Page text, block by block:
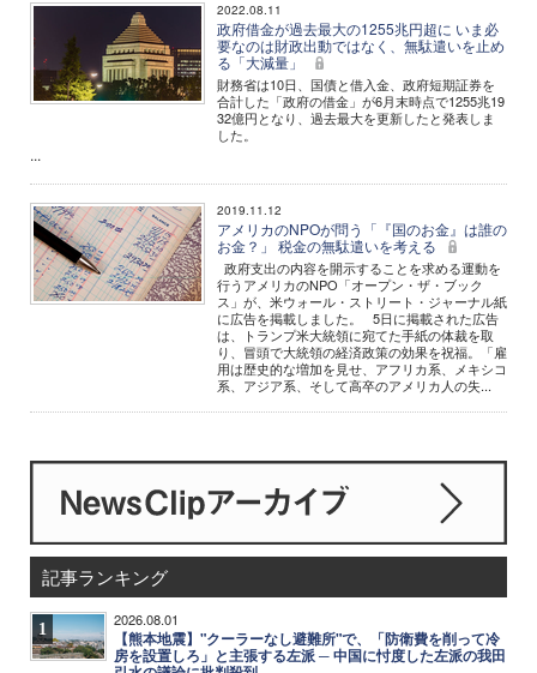
2022.08.11
政府借金が過去最大の1255兆円超に いま必
要なのは財政出動ではなく、無駄遣いを止め
る「大減量」
財務省は10日、国債と借入金、政府短期証券を
合計した「政府の借金」が6月末時点で1255兆19
32億円となり、過去最大を更新したと発表しま
した。
...
2019.11.12
アメリカのNPOが問う「『国のお金』は誰の
お金？」 税金の無駄遣いを考える
政府支出の内容を開示することを求める運動を
行うアメリカのNPO「オープン・ザ・ブック
ス」が、米ウォール・ストリート・ジャーナル紙
に広告を掲載しました。 5日に掲載された広告
は、トランプ米大統領に宛てた手紙の体裁を取
り、冒頭で大統領の経済政策の効果を祝福。「雇
用は歴史的な増加を見せ、アフリカ系、メキシコ
系、アジア系、そして高卒のアメリカ人の失...
記事ランキング
1 2026.08.01
【熊本地震】"クーラーなし避難所"で、「防衛費を削って冷
房を設置しろ」と主張する左派 ─ 中国に忖度した左派の我田